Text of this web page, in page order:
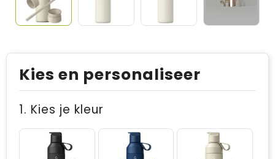
Kies en personaliseer
1. Kies je kleur